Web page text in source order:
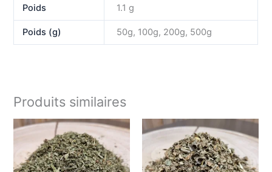
Poids 1.1 g
Poids (g) 50g, 100g, 200g, 500g
Produits similaires